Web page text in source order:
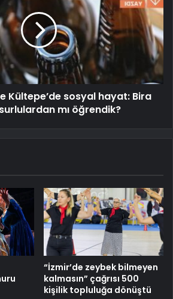
Kültepe’de sosyal hayat: Bira
mı öğrendik?
“İzmir’de zeybek bilmeyen
kalmasın” çağrısı 500
kişilik topluluğa dönüştü